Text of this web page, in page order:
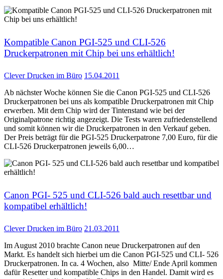
Kompatible Canon PGI-525 und CLI-526
Druckerpatronen mit Chip bei uns erhältlich!
Clever Drucken im Büro 15.04.2011
Ab nächster Woche können Sie die Canon PGI-525 und CLI-526
Druckerpatronen bei uns als kompatible Druckerpatronen mit Chip
erwerben. Mit dem Chip wird der Tintenstand wie bei der
Originalpatrone richtig angezeigt. Die Tests waren zufriedenstellend
und somit können wir die Druckerpatronen in den Verkauf geben.
Der Preis beträgt für die PGI-525 Druckerpatrone 7,00 Euro, für die
CLI-526 Druckerpatronen jeweils 6,00…
Canon PGI- 525 und CLI-526 bald auch resettbar und
kompatibel erhältlich!
Clever Drucken im Büro 21.03.2011
Im August 2010 brachte Canon neue Druckerpatronen auf den
Markt. Es handelt sich hierbei um die Canon PGI-525 und CLI- 526
Druckerpatronen. In ca. 4 Wochen, also Mitte/ Ende April kommen
dafür Resetter und kompatible Chips in den Handel. Damit wird es